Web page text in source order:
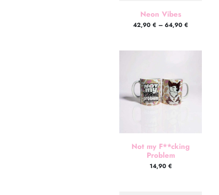
Neon Vibes
42,90 € – 64,90 €
Not my F**cking
Problem
14,90 €